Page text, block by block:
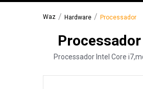
Hardware Processador
Processador Intel Core